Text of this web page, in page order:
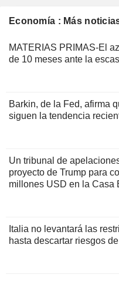
Economía : Más
MATERIAS PRIMAS-El
de 10 meses ante la
Barkin, de la Fed, afirma
siguen la tendencia
Un tribunal de
proyecto de Trump para
millones USD en la Casa
Italia no levantará las
hasta descartar riesgos